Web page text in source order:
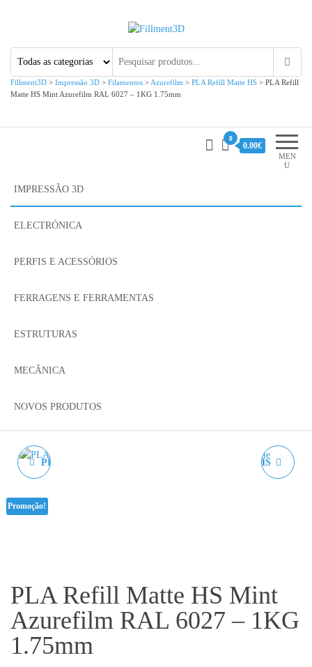
Fillment3D
Fillment3D > Impressão 3D > Filamentos > Azurefilm > PLA Refill Matte HS > PLA Refill
Matte HS Mint Azurefilm RAL 6027 – 1KG 1.75mm
MEN
U
0
0.00€
IMPRESSÃO 3D
ELECTRÓNICA
PERFIS E ACESSÓRIOS
FERRAGENS E FERRAMENTAS
ESTRUTURAS
MECÂNICA
NOVOS PRODUTOS
PLA REFILL MATTE HS
LIME AZUREFILM RAL
PLA REFILL MATTE HS
Promoção!
PLA Refill Matte HS Mint
Azurefilm RAL 6027 – 1KG
1.75mm